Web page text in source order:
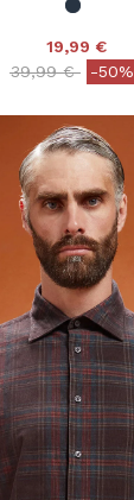
19,99 €
Price reduced
39,99 €to-50%